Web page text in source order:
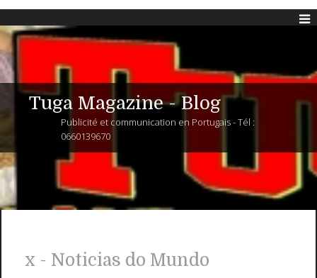
Tuga Magazine - Blog
Publicité et communication en Portugais - Tél :
0660139670
x - Noticias do Mundo